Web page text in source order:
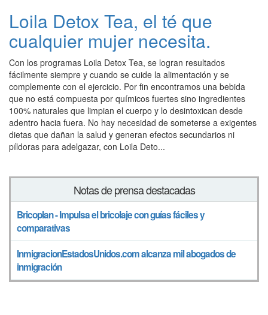
Loila Detox Tea, el té que
cualquier mujer necesita.
Con los programas Loila Detox Tea, se logran resultados
fácilmente siempre y cuando se cuide la alimentación y se
complemente con el ejercicio. Por fin encontramos una bebida
que no está compuesta por químicos fuertes sino ingredientes
100% naturales que limpian el cuerpo y lo desintoxican desde
adentro hacia fuera. No hay necesidad de someterse a exigentes
dietas que dañan la salud y generan efectos secundarios ni
píldoras para adelgazar, con Loila Deto...
Notas de prensa destacadas
Bricoplan - Impulsa el bricolaje con guías fáciles y
comparativas
InmigracionEstadosUnidos.com alcanza mil abogados de
inmigración